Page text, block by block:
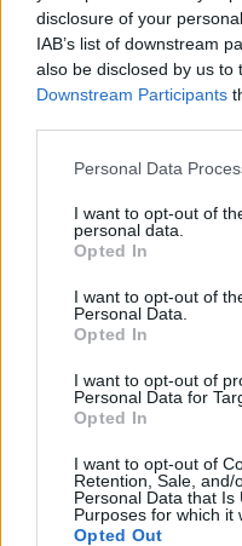
disclosure of your
IAB’s list of downstream
also be disclosed by us to
Downstream Participants
Please note that this
not limited to your visit or
grant or deny consent to
use your data for below
consent section.
Personal Data
I want to opt-out of
personal data.
Opted In
I want to opt-out of
Personal Data.
Opted In
I want to opt-out of
Personal Data for
Opted In
I want to opt-out of
Retention, Sale, and/
Personal Data that Is
Purposes for which it
Opted Out
Όσοι δεν μπορείτε να
Τετάρτη, μπορείτε να
επίσημο video-
της Sony: